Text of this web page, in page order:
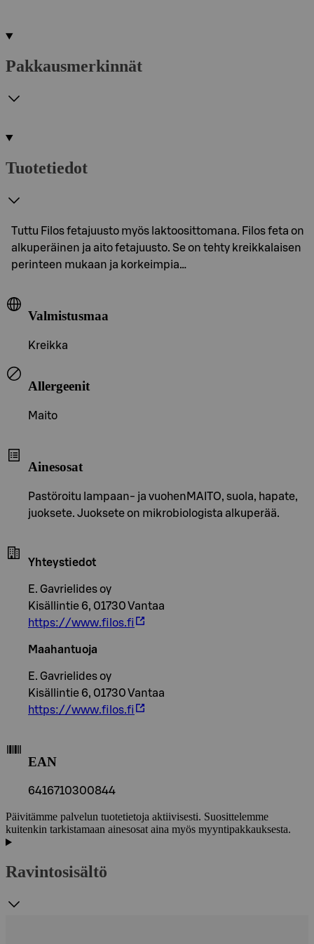
Pakkausmerkinnät
Tuotetiedot
Tuttu Filos fetajuusto myös laktoosittomana. Filos feta on
alkuperäinen ja aito fetajuusto. Se on tehty kreikkalaisen
perinteen mukaan ja korkeimpia…
Valmistusmaa
Kreikka
Allergeenit
Maito
Ainesosat
Pastöroitu lampaan- ja vuohenMAITO, suola, hapate,
juoksete. Juoksete on mikrobiologista alkuperää.
Yhteystiedot
E. Gavrielides oy
Kisällintie 6, 01730 Vantaa
https://www.filos.fi
Maahantuoja
E. Gavrielides oy
Kisällintie 6, 01730 Vantaa
https://www.filos.fi
EAN
6416710300844
Päivitämme palvelun tuotetietoja aktiivisesti. Suosittelemme
kuitenkin tarkistamaan ainesosat aina myös myyntipakkauksesta.
Ravintosisältö